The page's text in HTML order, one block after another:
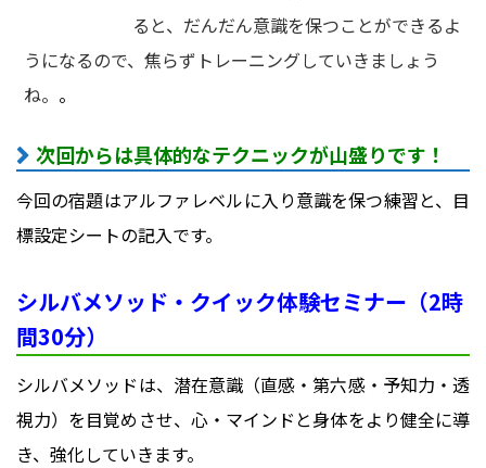
ると、だんだん意識を保つことができるよ
うになるので、焦らずトレーニングしていきましょう
ね。 。
次回からは具体的なテクニックが山盛りです！
今回の宿題はアルファレベルに入り意識を保つ練習と、目
標設定シートの記入です。
シルバメソッド・クイック体験セミナー（2時
間30分）
シルバメソッドは、潜在意識（直感・第六感・予知力・透
視力）を目覚めさせ、心・マインドと身体をより健全に導
き、強化していきます。